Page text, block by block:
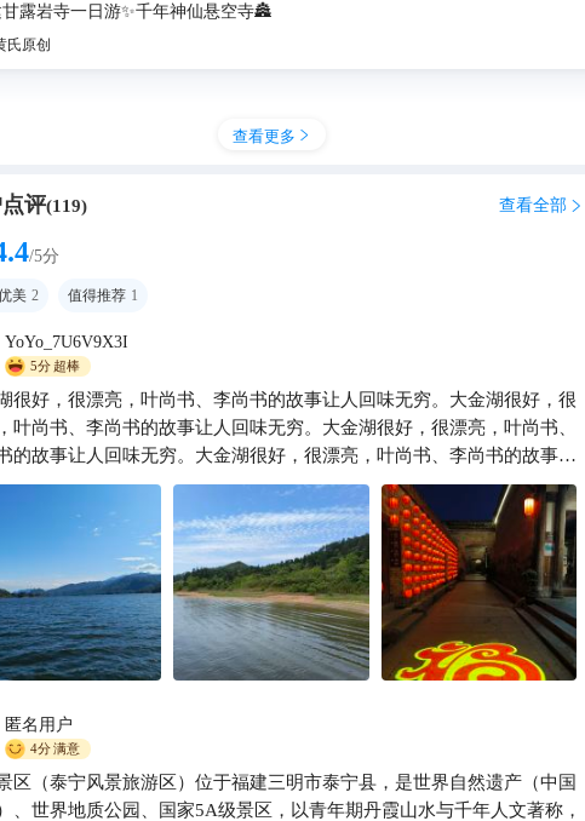
露岩寺一日游✨千年神仙悬空寺🏯
氏原创
查看更多 
评(119) 查看全部 
/5分
美 2 值得推荐 1
YoYo_7U6V9X3I
5分超棒
很好，很漂亮，叶尚书、李尚书的故事让人回味无穷。大金湖很好，很
叶尚书、李尚书的故事让人回味无穷。大金湖很好，很漂亮，叶尚书、
的故事让人回味无穷。大金湖很好，很漂亮，叶尚书、李尚书的故事让
无穷。大金湖很好，很漂亮，叶尚书、李尚书的故事让人回味无穷。大
好，很漂亮，叶尚书、李尚书的故事让人回味无穷。大金湖很好，很漂
尚书、李尚书的故事让人回味无穷。大金湖很好，很漂亮，叶尚书、李
故事让人回味无穷。大金湖很好，很漂亮，叶尚书、李尚书的故事让人
穷。
匿名用户
4分满意
区（泰宁风景旅游区）位于福建三明市泰宁县，是世界自然遗产（中国
、世界地质公园、国家5A级景区，以青年期丹霞山水与千年人文著称，